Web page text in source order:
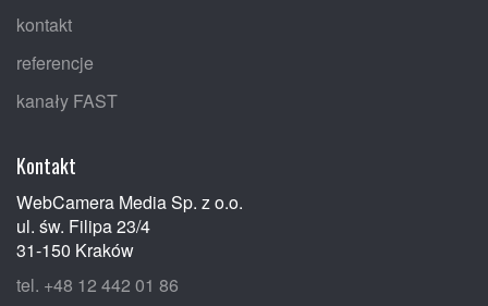
kontakt
referencje
kanały FAST
Kontakt
WebCamera Media Sp. z o.o.
ul. św. Filipa 23/4
31-150 Kraków
tel. +48 12 442 01 86